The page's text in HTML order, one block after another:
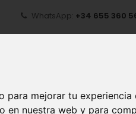
para mejorar tu
en nuestra web y para
WhatsApp: +34 655 360